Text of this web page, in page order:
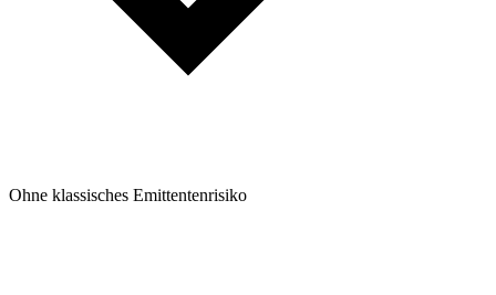
Ohne klassisches Emittentenrisiko